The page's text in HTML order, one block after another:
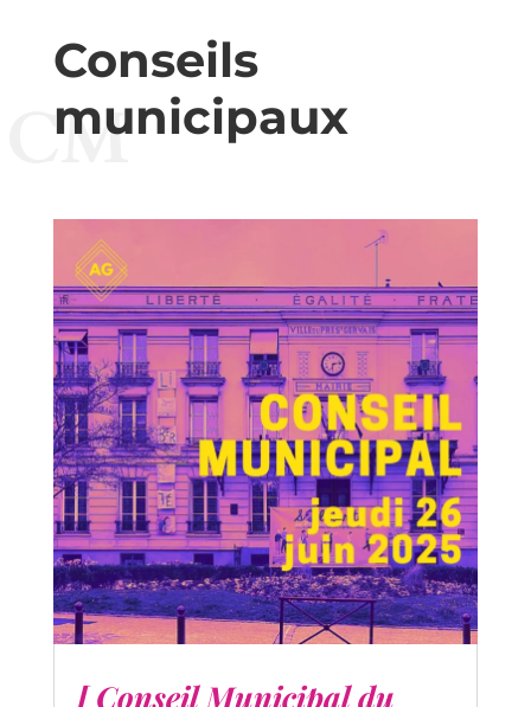
Conseils
municipaux
CM
[ Conseil Municipal du